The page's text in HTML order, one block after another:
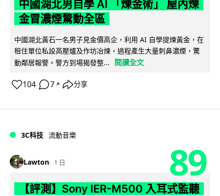
中國湖北男自學 AI 「煉金術」 屋內煉
金冒濃煙驚動全區
中國湖北黃石一名男子見金價高企，利用 AI 自學提煉黃金，在
租住單位私設高壓爐及作坊冶煉，過程產生大量刺鼻濃煙，驚
動鄰居報警。警方到場揭發整...
閱讀全文
104 7 ↗ 分享
3C科技 流動音樂
Lawton 1 日 89
【評測】Sony IER-M500 入耳式監聽